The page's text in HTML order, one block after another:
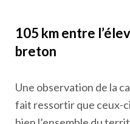
105 km entre
breton
Une observation de la
fait ressortir que ceux-